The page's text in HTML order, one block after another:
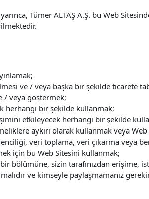
Tümer ALTAŞ A.Ş. bu Web
ve / veya başka bir şekilde ticarete
/ veya göstermek;
herhangi bir şekilde kullanmak;
etkileyecek herhangi bir şekilde
aykırı olarak kullanmak veya
veri toplama, veri çıkarma veya
için bu Web Sitesini kullanmak;
bölümüne, sizin tarafınızdan
ve kimseyle paylaşmamanız